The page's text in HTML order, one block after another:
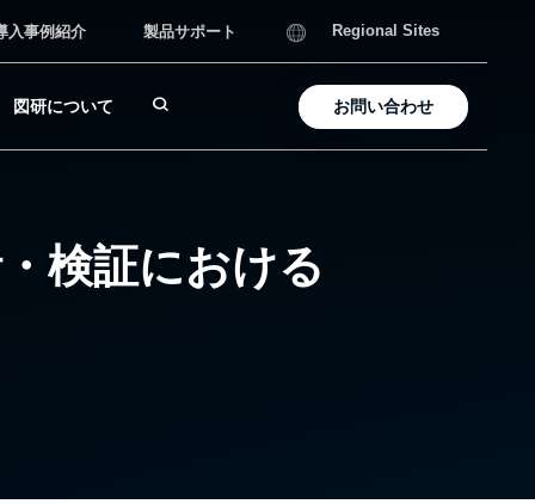
入事例紹介 製品サポート Regional Sites
図研について お問い合わせ
検証における